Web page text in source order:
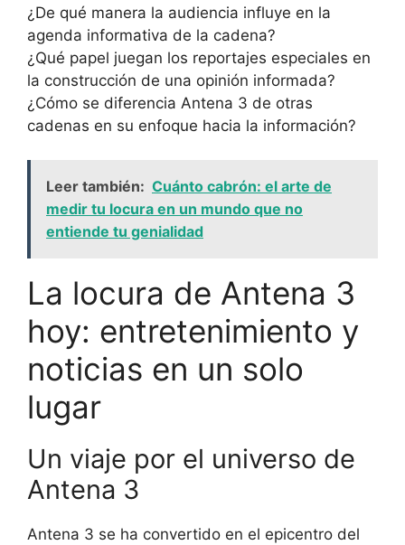
¿De qué manera la audiencia influye en la
agenda informativa de la cadena?
¿Qué papel juegan los reportajes especiales en
la construcción de una opinión informada?
¿Cómo se diferencia Antena 3 de otras
cadenas en su enfoque hacia la información?
Leer también: Cuánto cabrón: el arte de
medir tu locura en un mundo que no
entiende tu genialidad
La locura de Antena 3
hoy: entretenimiento y
noticias en un solo
lugar
Un viaje por el universo de
Antena 3
Antena 3 se ha convertido en el epicentro del